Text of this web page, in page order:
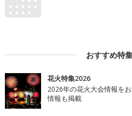
おすすめ特
花火特集2026
2026年の花火大会情報を
情報も掲載